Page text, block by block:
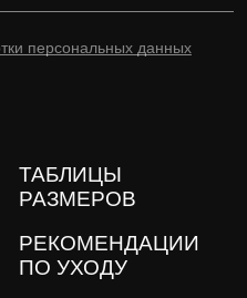
персональных данных
ТАБЛИЦЫ
РАЗМЕРОВ
РЕКОМЕНДАЦИИ
ПО УХОДУ